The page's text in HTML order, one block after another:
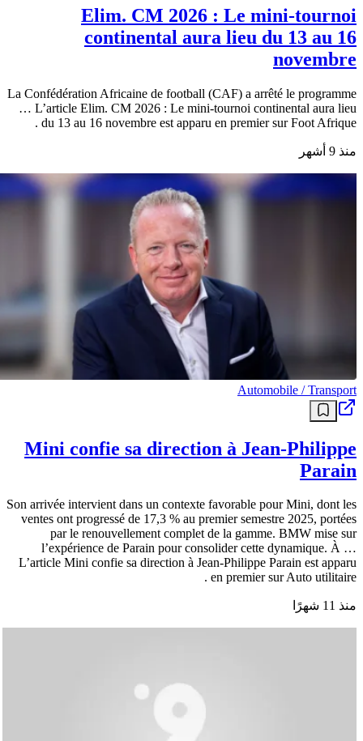
Elim. CM 2026 : Le mini-tournoi
continental aura lieu du 13 au 16
novembre
La Confédération Africaine de football (CAF) a arrêté le programme
… L’article Elim. CM 2026 : Le mini-tournoi continental aura lieu
du 13 au 16 novembre est apparu en premier sur Foot Afrique .
منذ 9 أشهر
Automobile / Transport
Mini confie sa direction à Jean-Philippe
Parain
Son arrivée intervient dans un contexte favorable pour Mini, dont les
ventes ont progressé de 17,3 % au premier semestre 2025, portées
par le renouvellement complet de la gamme. BMW mise sur
l’expérience de Parain pour consolider cette dynamique. À …
L’article Mini confie sa direction à Jean-Philippe Parain est apparu
en premier sur Auto utilitaire .
منذ 11 شهرًا